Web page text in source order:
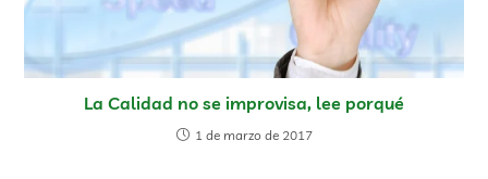
La Calidad no se improvisa, lee porqué
1 de marzo de 2017